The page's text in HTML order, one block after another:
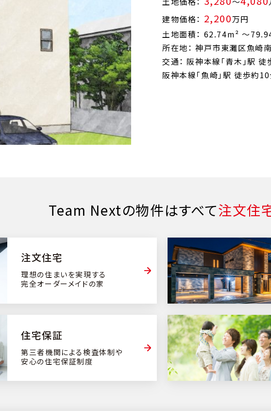
建物価格： 2,200万円
土地面積： 62.74m² ～
所在地： 神戸市東灘区魚崎
交通： 阪神本線「青木」駅
阪神本線「魚崎」駅 徒歩約
Team Nextの物件はすべて注文住
注文住宅
理想の住まいを実現する
完全オーダーメイドの家
住宅保証
第三者機関による検査体制や
安心の住宅保証制度